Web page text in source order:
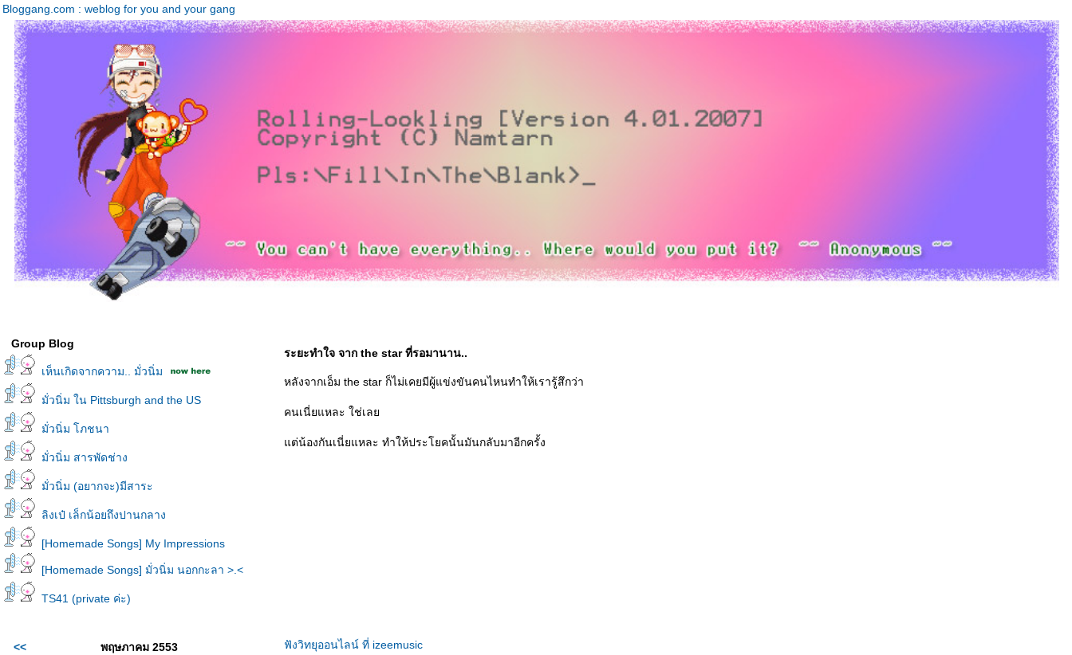
Bloggang.com : weblog for you and your gang
Group Blog
เห็นเกิดจากความ.. มั่วนิ่ม
มั่วนิ่ม ใน Pittsburgh and the US
มั่วนิ่ม โภชนา
มั่วนิ่ม สารพัดช่าง
มั่วนิ่ม (อยากจะ)มีสาระ
ลิงเป๋ เล็กน้อยถึงปานกลาง
[Homemade Songs] My Impressions
[Homemade Songs] มั่วนิ่ม นอกกะลา >.<
TS41 (private ค่ะ)
<<
พฤษภาคม 2553
ระยะทำใจ จาก the star ที่รอมานาน..
หลังจากเอ็ม the star ก็ไม่เคยมีผู้แข่งขันคนไหนทำให้เรารู้สึกว่า
คนเนี่ยแหละ ใช่เล
ต่น้องกันเนี่ยแหละ ทำให้ประโยคนั้นมันกลับมาอีกครั้ง
ฟังวิทยุออนไลน์ ที่ izeemusic